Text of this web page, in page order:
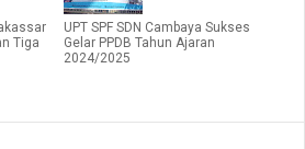
Tiga
UPT SPF SDN Cambaya Sukses
Gelar PPDB Tahun Ajaran
2024/2025